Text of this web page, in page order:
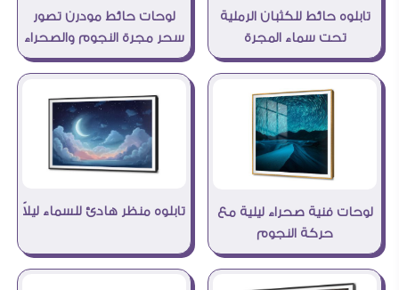
تابلوه حائط للكثبان الرملية
تحت سماء المجرة
لوحات حائط مودرن تصور
سحر مجرة النجوم والصحراء
لوحات فنية صحراء ليلية مع
حركة النجوم
تابلوه منظر هادئ للسماء ليلاً